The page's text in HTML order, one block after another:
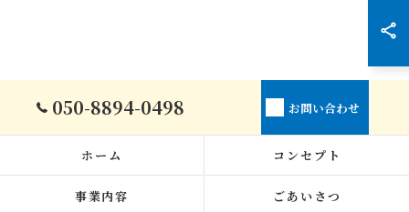
050-8894-0498 お問い合わせ
ホーム コンセプト
事業内容 ごあいさつ